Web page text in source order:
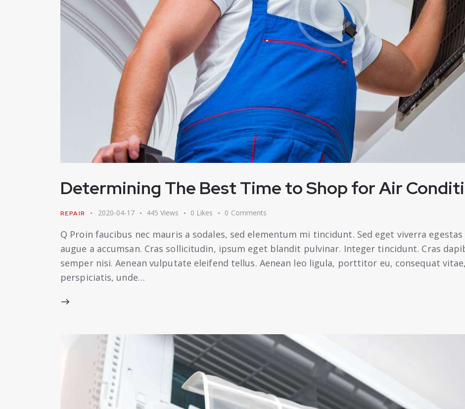
Determining The Best Time to Shop for Air
REPAIR 2020-04-17 445 Views 0 Likes 0 Comments
Q Proin faucibus nec mauris a sodales, sed elementum mi tincidunt. Sed eget viverra
augue a accumsan. Cras sollicitudin, ipsum eget blandit pulvinar. Integer tincidunt. Cras
semper nisi. Aenean vulputate eleifend tellus. Aenean leo ligula, porttitor eu, consequat
perspiciatis, unde…